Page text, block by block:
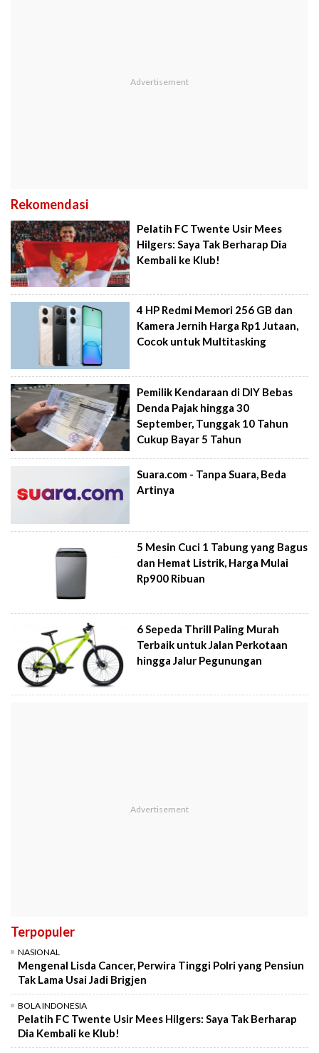
Rekomendasi
Pelatih FC Twente Usir Mees
Hilgers: Saya Tak Berharap Dia
Kembali ke Klub!
4 HP Redmi Memori 256 GB dan
Kamera Jernih Harga Rp1 Jutaan,
Cocok untuk Multitasking
Pemilik Kendaraan di DIY Bebas
Denda Pajak hingga 30
September, Tunggak 10 Tahun
Cukup Bayar 5 Tahun
Suara.com - Tanpa Suara, Beda
Artinya
5 Mesin Cuci 1 Tabung yang Bagus
dan Hemat Listrik, Harga Mulai
Rp900 Ribuan
6 Sepeda Thrill Paling Murah
Terbaik untuk Jalan Perkotaan
hingga Jalur Pegunungan
Terpopuler
NASIONAL
Mengenal Lisda Cancer, Perwira Tinggi Polri yang Pensiun
Tak Lama Usai Jadi Brigjen
BOLA INDONESIA
Pelatih FC Twente Usir Mees Hilgers: Saya Tak Berharap
Dia Kembali ke Klub!